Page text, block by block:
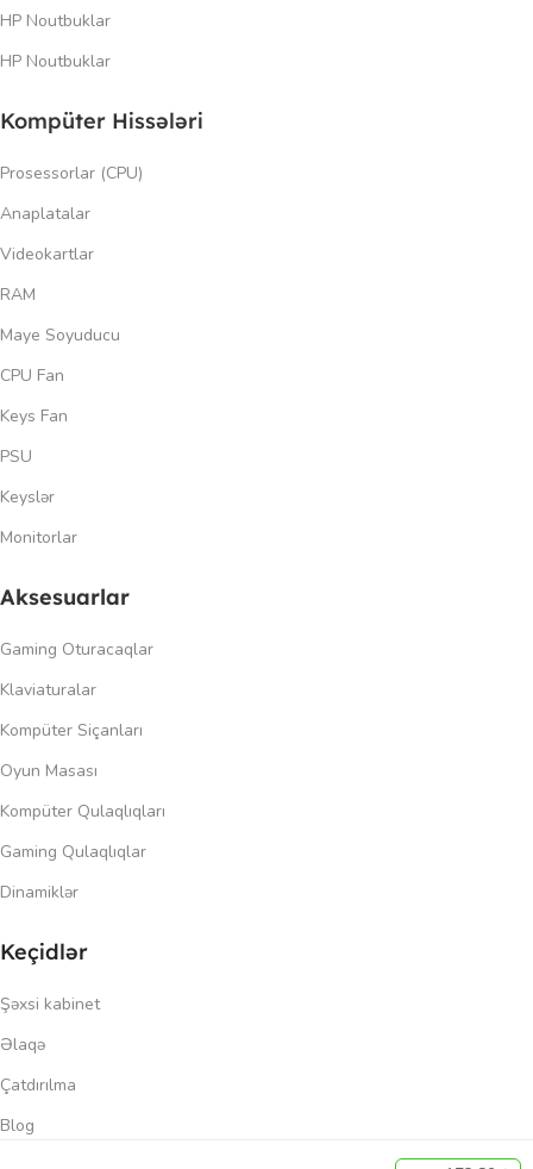
HP Noutbuklar
HP Noutbuklar
Kompüter Hissələri
Prosessorlar (CPU)
Anaplatalar
Videokartlar
RAM
Maye Soyuducu
CPU Fan
Keys Fan
PSU
Keyslər
Monitorlar
Aksesuarlar
Gaming Oturacaqlar
Klaviaturalar
Kompüter Siçanları
Oyun Masası
Kompüter Qulaqlıqları
Gaming Qulaqlıqlar
Dinamiklər
Keçidlər
Şəxsi kabinet
Əlaqə
Çatdırılma
Blog